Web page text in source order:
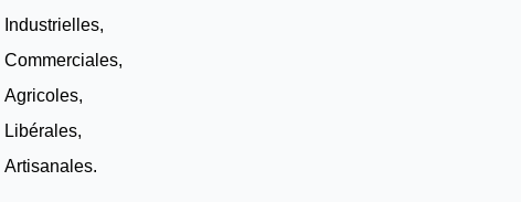
Industrielles,
Commerciales,
Agricoles,
Libérales,
Artisanales.